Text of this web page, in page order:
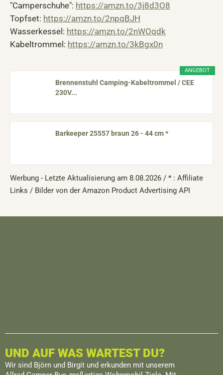
"Camperschuhe": https://amzn.to/3j8d3O8
Topfset: https://amzn.to/2npqBJH
Wasserkessel: https://amzn.to/2nWOqdk
Kabeltrommel: https://amzn.to/3kBgx0n
ANGEBOT
Brennenstuhl Camping-Kabeltrommel / CEE
230V...
Barkeeper 25557 braun 26 - 44 cm *
Werbung - Letzte Aktualisierung am 8.08.2026 / * : Affiliate
Links / Bilder von der Amazon Product Advertising API
UND AUF WAS WARTEST DU?
Wir sind Björn und Birgit und erkunden mit unserem